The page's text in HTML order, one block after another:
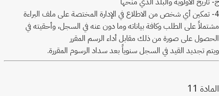
4- تمكين أي شخص من الاطلاع في الإدارة المختصة على ملف البراءة
مشتملاً على الطلب وكافة بياناته وما دون عنه في السجل، وأحقيته في
الحصول على صورة من ذلك مقابل أداء الرسم المقرر
ويتم تجديد القيد في السجل سنوياً بعد سداد الرسوم المقررة.
المادة 11